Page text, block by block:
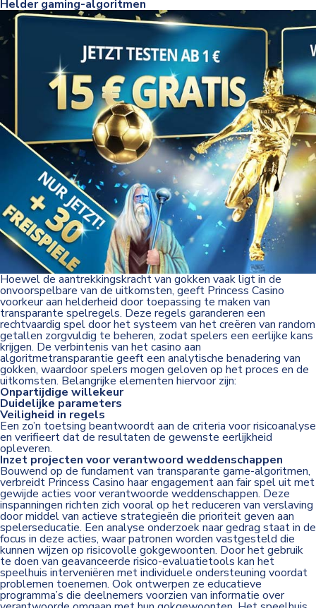
Helder gaming-algoritmen
Hoewel de aantrekkingskracht van gokken vaak ligt in de
onvoorspelbare van de uitkomsten, geeft Princess Casino
voorkeur aan helderheid door toepassing te maken van
transparante spelregels. Deze regels garanderen een
rechtvaardig spel door het systeem van het creëren van random
getallen zorgvuldig te beheren, zodat spelers een eerlijke kans
krijgen. De verbintenis van het casino aan
algoritmetransparantie geeft een analytische benadering van
gokken, waardoor spelers mogen geloven op het proces en de
uitkomsten. Belangrijke elementen hiervoor zijn:
Onpartijdige willekeur
Duidelijke parameters
Veiligheid in regels
Een zo’n toetsing beantwoordt aan de criteria voor risicoanalyse
en verifieert dat de resultaten de gewenste eerlijkheid
opleveren.
Inzet projecten voor verantwoord weddenschappen
Bouwend op de fundament van transparante game-algoritmen,
verbreidt Princess Casino haar engagement aan fair spel uit met
gewijde acties voor verantwoorde weddenschappen. Deze
inspanningen richten zich vooral op het reduceren van verslaving
door middel van actieve strategieën die prioriteit geven aan
spelerseducatie. Een analyse onderzoek naar gedrag staat in de
focus in deze acties, waar patronen worden vastgesteld die
kunnen wijzen op risicovolle gokgewoonten. Door het gebruik
te doen van geavanceerde risico-evaluatietools kan het
speelhuis interveniëren met individuele ondersteuning voordat
problemen toenemen. Ook ontwerpen ze educatieve
programma’s die deelnemers voorzien van informatie over